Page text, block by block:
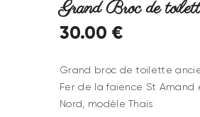
Grand Broc de
30.00 €
Grand broc de toilette
Fer de la faience St Amand
Nord, modèle Thais